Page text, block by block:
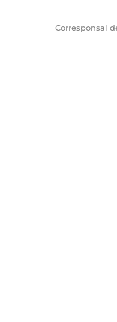
Corresponsal